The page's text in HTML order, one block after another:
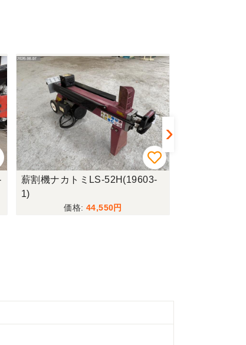
薪割機ナカトミLS-52H(19603-
1)
44,550